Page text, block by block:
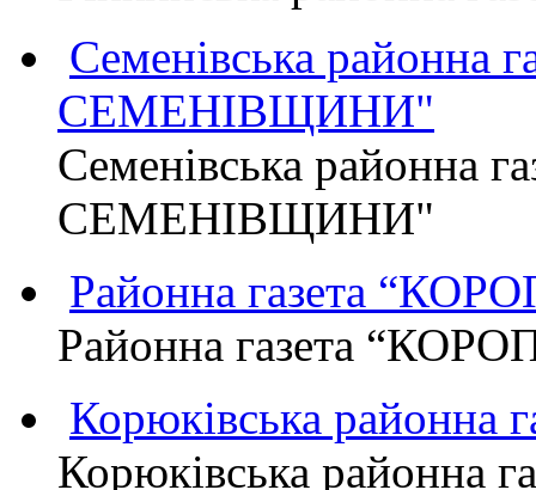
Семенівська районна
СЕМЕНІВЩИНИ"
Семенівська районна
СЕМЕНІВЩИНИ"
Районна газета
Районна газета
Корюківська районна
Корюківська районна